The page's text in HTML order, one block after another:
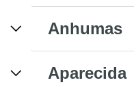
Anhumas
Aparecida